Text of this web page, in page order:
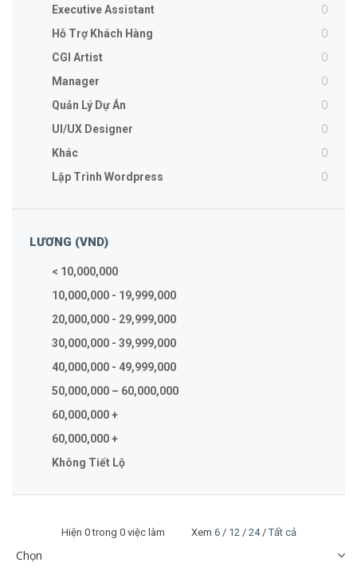
Executive Assistant 0
Hỗ Trợ Khách Hàng 0
CGI Artist 0
Manager 0
Quản Lý Dự Án 0
UI/UX Designer 0
Khác 0
Lập Trình Wordpress 0
LƯƠNG (VND)
< 10,000,000
10,000,000 - 19,999,000
20,000,000 - 29,999,000
30,000,000 - 39,999,000
40,000,000 - 49,999,000
50,000,000 – 60,000,000
60,000,000 +
60,000,000 +
Không Tiết Lộ
Hiện 0trong 0 việc làm Xem 6/ 12 / 24/Tất cả